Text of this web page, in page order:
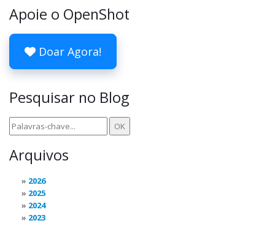
Apoie o OpenShot
Doar Agora!
Pesquisar no Blog
Arquivos
2026
2025
2024
2023